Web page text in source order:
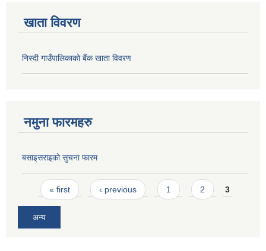
खाता विवरण
निस्दी गाउँपालिकाको बैंक खाता विवरण
नमुना फारमहरु
बसाइसराइको सुचना फारम
Pages
« first ‹ previous 1 2 3
अन्य